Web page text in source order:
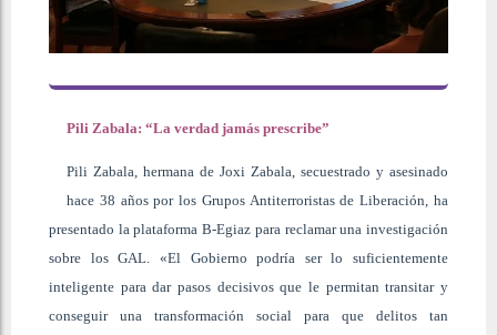
Pili Zabala: “La verdad jamás prescribe”
Pili Zabala, hermana de Joxi Zabala, secuestrado y asesinado
hace 38 años por los Grupos Antiterroristas de Liberación, ha
presentado la plataforma B-Egiaz para reclamar una investigación
sobre los GAL. «El Gobierno podría ser lo suficientemente
inteligente para dar pasos decisivos que le permitan transitar y
conseguir una transformación social para que delitos tan